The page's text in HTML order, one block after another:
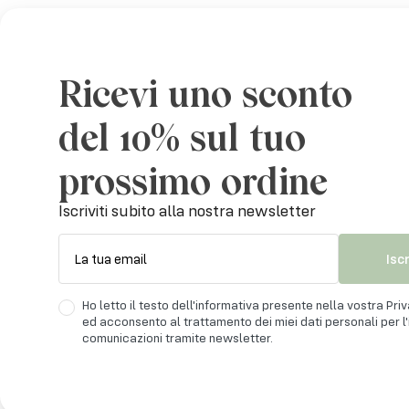
Un dettaglio realizzato in simil raffia naturale
Porta un tocco moderno ma allo stesso tempo
Adatto per uso interno.
Pulire con panno umido senza l’utilizzo di prodotti
Misure:
Ricevi uno sconto
del 10% sul tuo
prossimo ordine
Iscriviti subito alla nostra newsletter
La tua email
Ho letto il testo dell'informativa presente nella vostra
ed acconsento al trattamento dei miei dati personali per
comunicazioni tramite newsletter.